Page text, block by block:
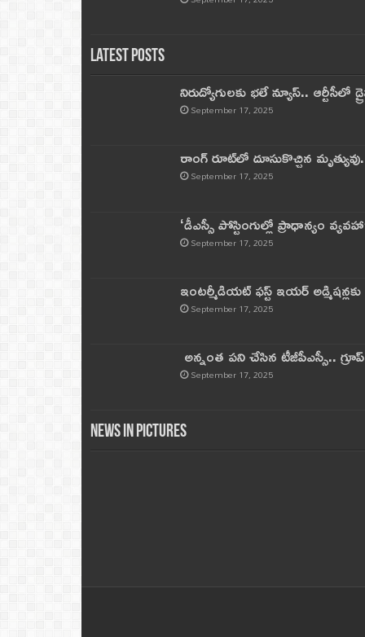
Latest Posts
నిరుద్యోగులకు భలే న్యూస్.. ఆర్టీసీలో
September 17, 2025
రాంగ్ రూట్‌లో దూసుకొచ్చిన
September 17, 2025
‘డీఎస్సీ పోస్టింగుల్లో ప్రాధాన్యం
September 17, 2025
ఇంటర్మీడియట్ ఫస్ట్‌ ఇయర్‌
September 17, 2025
అన్నంత పని చేసిన టీజీపీఎస్సీ..
September 17, 2025
News in Pictures